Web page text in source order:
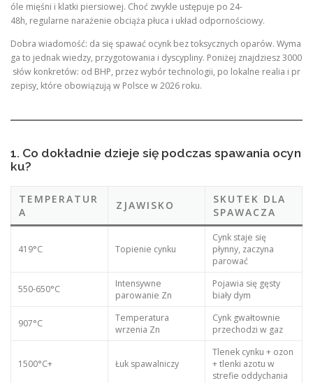
óle mięśni i klatki piersiowej. Choć zwykle ustępuje po 24-
48h, regularne narażenie obciąża płuca i układ odpornościowy.
Dobra wiadomość: da się spawać ocynk bez toksycznych oparów. Wyma
ga to jednak wiedzy, przygotowania i dyscypliny. Poniżej znajdziesz 3000
słów konkretów: od BHP, przez wybór technologii, po lokalne realia i pr
zepisy, które obowiązują w Polsce w 2026 roku.
1. Co dokładnie dzieje się podczas spawania ocyn
ku?
TEMPERATUR
A
ZJAWISKO
SKUTEK DLA
SPAWACZA
419°C Topienie cynku
Cynk staje się
płynny, zaczyna
parować
550-650°C
Intensywne
parowanie Zn
Pojawia się gęsty
biały dym
907°C
Temperatura
wrzenia Zn
Cynk gwałtownie
przechodzi w gaz
1500°C+ Łuk spawalniczy
Tlenek cynku + ozon
+ tlenki azotu w
strefie oddychania